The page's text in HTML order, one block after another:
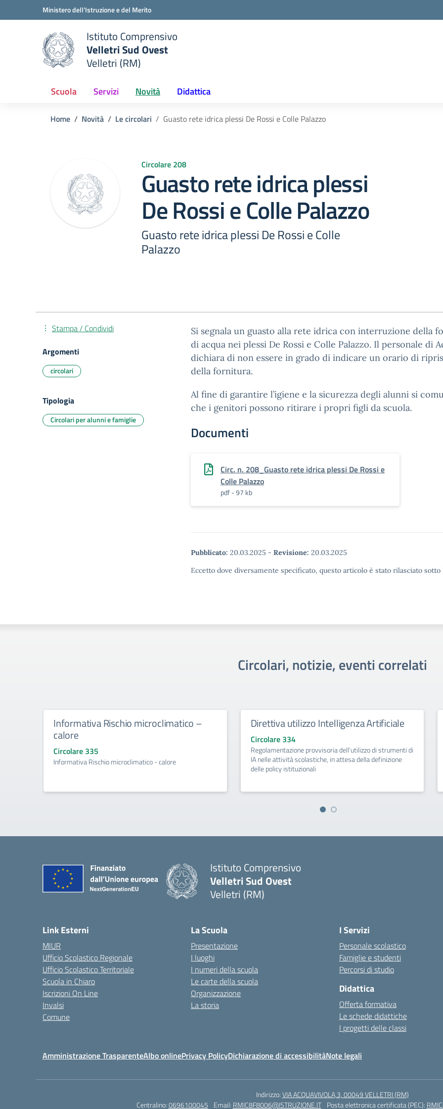
Vai ai contenuti
Vai al menu di navigazioneMinistero dell'Istruzione e del Merito
scuola
Istituto Comprensivo
Velletri Sud Ovest
Velletri (RM)
Scuola Servizi Novità Didattica
Home Novità Le circolari Guasto rete idrica plessi De Rossi e Colle Palazzo
Circolare 208
Guasto rete idrica plessi
De Rossi e Colle Palazzo
Guasto rete idrica plessi De Rossi e Colle
Palazzo
Si segnala un guasto alla rete idrica con interruzione della
di acqua nei plessi De Rossi e Colle Palazzo. Il personale di
dichiara di non essere in grado di indicare un orario di
della fornitura.
Al fine di garantire l’igiene e la sicurezza degli alunni si
che i genitori possono ritirare i propri figli da scuola.
Documenti
Circ. n. 208_Guasto rete idrica plessi De Rossi e
Colle Palazzo
pdf - 97 kb
Pubblicato: 20.03.2025 - Revisione: 20.03.2025
Eccetto dove diversamente specificato, questo articolo è stato rilasciato
Stampa / Condividi
Argomenti
circolari
Tipologia
Circolari per alunni e famiglie
Circolari, notizie, eventi correlati
Informativa Rischio microclimatico –
calore
Circolare 335
Informativa Rischio microclimatico - calore
Direttiva utilizzo Intelligenza Artificiale
Circolare 334
Regolamentazione provvisoria dell’utilizzo di strumenti di
IA nelle attività scolastiche, in attesa della definizione
delle policy istituzionali
Istituto Comprensivo
Velletri Sud Ovest
Velletri (RM)
Link Esterni
MIUR
Ufficio Scolastico Regionale
Ufficio Scolastico Territoriale
Scuola in Chiaro
Iscrizioni On Line
Invalsi
Comune
La Scuola
Presentazione
I luoghi
I numeri della scuola
Le carte della scuola
Organizzazione
La storia
I Servizi
Personale scolastico
Famiglie e studenti
Percorsi di studio
Didattica
Offerta formativa
Le schede didattiche
I progetti delle classi
Amministrazione TrasparenteAlbo onlinePrivacy PolicyDichiarazione di accessibilitàNote legali
Indirizzo:VIA ACQUAVIVOLA,3, 00049 VELLETRI (RM)
Centralino:0696100045 Email: RMIC8F8006@ISTRUZIONE.IT Posta elettronica certificata (PEC):